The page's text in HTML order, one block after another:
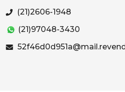
(21)2606-1948
(21)97048-3430